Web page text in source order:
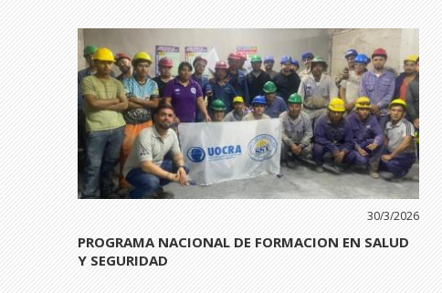
30/3/2026
PROGRAMA NACIONAL DE FORMACION EN SALUD
Y SEGURIDAD